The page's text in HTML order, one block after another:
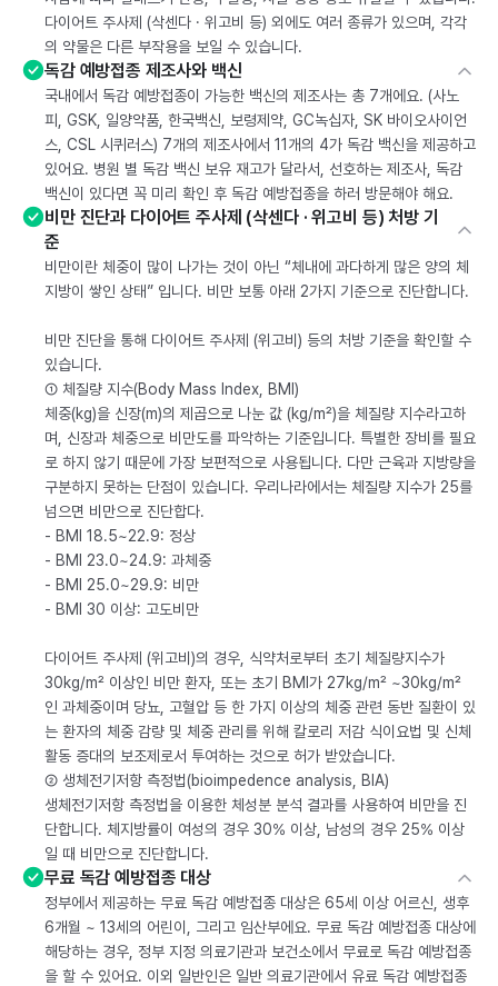
다이어트 주사제 (삭센다 · 위고비 등) 외에도 여러 종류가 있으며, 각각
의 약물은 다른 부작용을 보일 수 있습니다.
독감 예방접종 제조사와 백신
국내에서 독감 예방접종이 가능한 백신의 제조사는 총 7개에요. (사노
피, GSK, 일양약품, 한국백신, 보령제약, GC녹십자, SK 바이오사이언
스, CSL 시퀴러스) 7개의 제조사에서 11개의 4가 독감 백신을 제공하고
있어요. 병원 별 독감 백신 보유 재고가 달라서, 선호하는 제조사, 독감
백신이 있다면 꼭 미리 확인 후 독감 예방접종을 하러 방문해야 해요.
비만 진단과 다이어트 주사제 (삭센다 · 위고비 등) 처방 기
준
비만이란 체중이 많이 나가는 것이 아닌 “체내에 과다하게 많은 양의 체
지방이 쌓인 상태” 입니다. 비만 보통 아래 2가지 기준으로 진단합니다.
비만 진단을 통해 다이어트 주사제 (위고비) 등의 처방 기준을 확인할 수
있습니다.
① 체질량 지수(Body Mass Index, BMI)
체중(kg)을 신장(m)의 제곱으로 나눈 값 (kg/m²)을 체질량 지수라고하
며, 신장과 체중으로 비만도를 파악하는 기준입니다. 특별한 장비를 필요
로 하지 않기 때문에 가장 보편적으로 사용됩니다. 다만 근육과 지방량을
구분하지 못하는 단점이 있습니다. 우리나라에서는 체질량 지수가 25를
넘으면 비만으로 진단합다.
- BMI 18.5~22.9: 정상
- BMI 23.0~24.9: 과체중
- BMI 25.0~29.9: 비만
- BMI 30 이상: 고도비만
다이어트 주사제 (위고비)의 경우, 식약처로부터 초기 체질량지수가
30kg/m² 이상인 비만 환자, 또는 초기 BMI가 27kg/m² ~30kg/m²
인 과체중이며 당뇨, 고혈압 등 한 가지 이상의 체중 관련 동반 질환이 있
는 환자의 체중 감량 및 체중 관리를 위해 칼로리 저감 식이요법 및 신체
활동 증대의 보조제로서 투여하는 것으로 허가 받았습니다.
② 생체전기저항 측정법(bioimpedence analysis, BIA)
생체전기저항 측정법을 이용한 체성분 분석 결과를 사용하여 비만을 진
단합니다. 체지방률이 여성의 경우 30% 이상, 남성의 경우 25% 이상
일 때 비만으로 진단합니다.
무료 독감 예방접종 대상
정부에서 제공하는 무료 독감 예방접종 대상은 65세 이상 어르신, 생후
6개월 ~ 13세의 어린이, 그리고 임산부에요. 무료 독감 예방접종 대상에
해당하는 경우, 정부 지정 의료기관과 보건소에서 무료로 독감 예방접종
을 할 수 있어요. 이외 일반인은 일반 의료기관에서 유료 독감 예방접종